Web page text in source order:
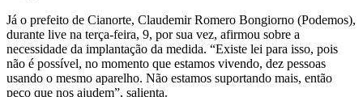
Já o prefeito de Cianorte, Claudemir Romero Bongiorno (Podemos),
durante live na terça-feira, 9, por sua vez, afirmou sobre a
necessidade da implantação da medida. “Existe lei para isso, pois
não é possível, no momento que estamos vivendo, dez pessoas
usando o mesmo aparelho. Não estamos suportando mais, então
peço que nos ajudem”, salienta.